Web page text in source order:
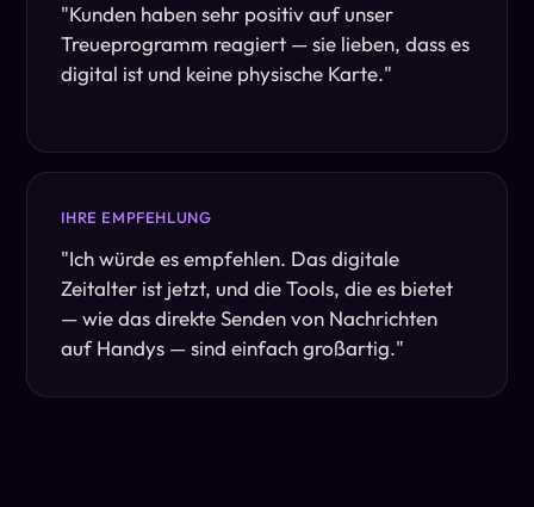
"Kunden haben sehr positiv auf unser
Treueprogramm reagiert — sie lieben, dass es
digital ist und keine physische Karte."
IHRE EMPFEHLUNG
"Ich würde es empfehlen. Das digitale
Zeitalter ist jetzt, und die Tools, die es bietet
— wie das direkte Senden von Nachrichten
auf Handys — sind einfach großartig."